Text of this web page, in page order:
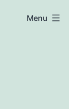
Menu